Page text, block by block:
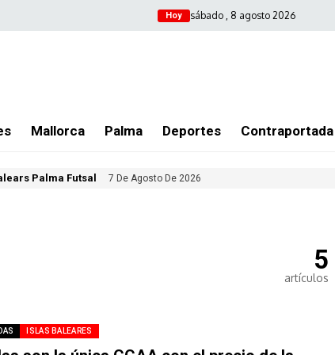
Hoy sábado , 8 agosto 2026
Mallorca Palma Deportes Contraportada
Palma Futsal 7 De Agosto De 2026
5
artículos
ISLAS BALEARES